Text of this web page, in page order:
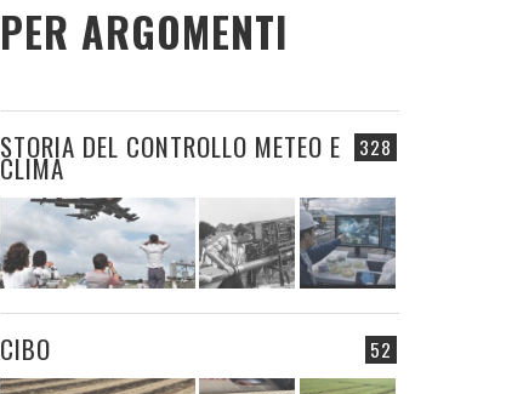
PER ARGOMENTI
328
STORIA DEL CONTROLLO METEO E
CLIMA
52
CIBO